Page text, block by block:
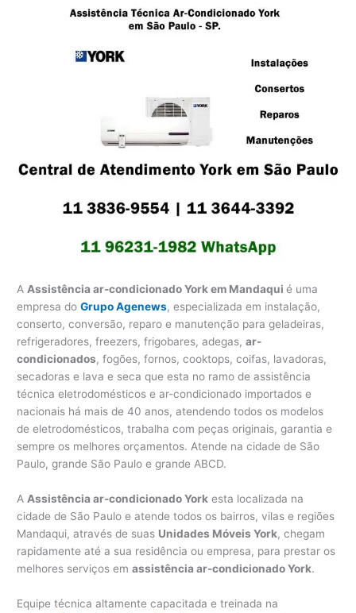
A Assistência ar-condicionado York em Mandaquié uma
empresa doGrupo Agenews, especializada em instalação,
conserto, conversão, reparo e manutenção para geladeiras,
refrigeradores, freezers, frigobares, adegas,ar-
condicionados, fogões, fornos, cooktops, coifas, lavadoras,
secadoras e lava e seca que esta no ramo de assistência
técnica eletrodomésticos e ar-condicionado importados e
nacionais há mais de 40 anos, atendendo todos os modelos
de eletrodomésticos, trabalha com peças originais, garantia e
sempre os melhores orçamentos. Atende na cidade de São
Paulo, grande São Paulo e grande ABCD.
A Assistência ar-condicionado York esta localizada na
cidade de São Paulo e atende todos os bairros, vilas e regiões
Mandaqui, através de suas Unidades Móveis York, chegam
rapidamente até a sua residência ou empresa, para prestar os
melhores serviços emassistência ar-condicionado York.
Equipe técnica altamente capacitada e treinada na